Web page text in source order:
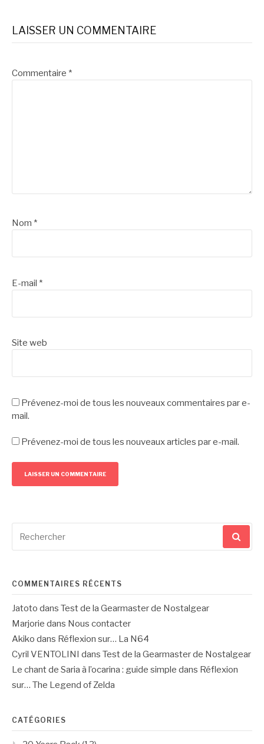
LAISSER UN COMMENTAIRE
Commentaire *
Nom *
E-mail *
Site web
Prévenez-moi de tous les nouveaux commentaires par e-
mail.
Prévenez-moi de tous les nouveaux articles par e-mail.
pour
COMMENTAIRES RÉCENTS
Jatoto dans Test de la Gearmaster de Nostalgear
Marjorie dans Nous contacter
Akiko dans Réflexion sur… La N64
Cyril VENTOLINI
dans Test de la Gearmaster de Nostalgear
Le chant de Saria à l’ocarina : guide simple dans Réflexion
sur… The Legend of Zelda
CATÉGORIES